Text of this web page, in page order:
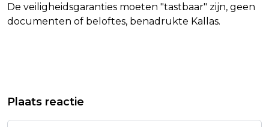
De veiligheidsgaranties moeten "tastbaar" zijn, geen
documenten of beloftes, benadrukte Kallas.
KRIJGEN STATIEGELDMACHINES
1 OP DE 5 AED’S WERELDWIJD NIET
KLAAR VOOR GEBRUIK: “EEN
Plaats reactie